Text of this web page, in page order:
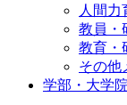
人間力
教員・
教育・
その他
学部・大学院